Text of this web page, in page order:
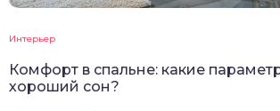
Интерьер
Комфорт в спальне: какие
хороший сон?